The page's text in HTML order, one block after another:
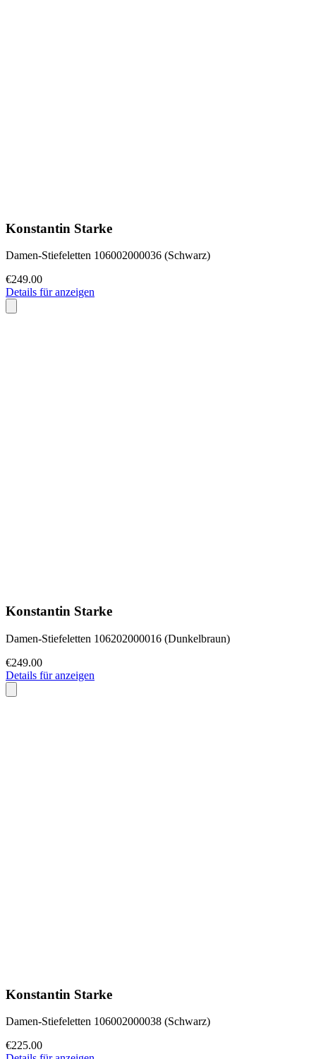
Konstantin Starke
Damen-Stiefeletten 106002000036 (Schwarz)
€249.00
Details für anzeigen
Konstantin Starke
Damen-Stiefeletten 106202000016 (Dunkelbraun)
€249.00
Details für anzeigen
Konstantin Starke
Damen-Stiefeletten 106002000038 (Schwarz)
€225.00